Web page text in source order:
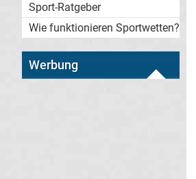
Sport-Ratgeber
Wie funktionieren Sportwetten?
Werbung